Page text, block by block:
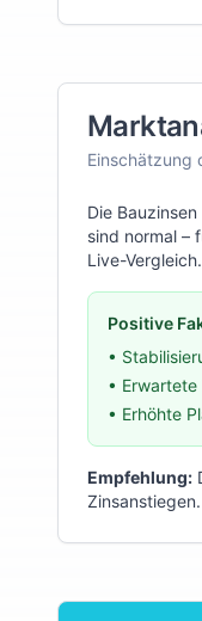
Einschätzung
Die
sind normal –
Live-Vergleich.
Positive
•
• Erwartete
• Erhöhte
Empfehlung:
Zinsanstiegen.